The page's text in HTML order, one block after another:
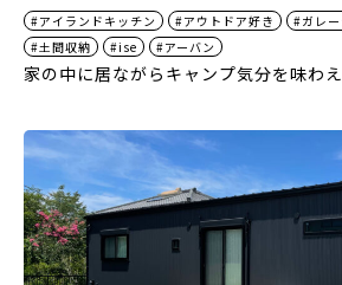
#アイランドキッチン #アウトドア好き #ガレ
#土間収納
#ise #アーバン
家の中に居ながらキャンプ気分を味わ